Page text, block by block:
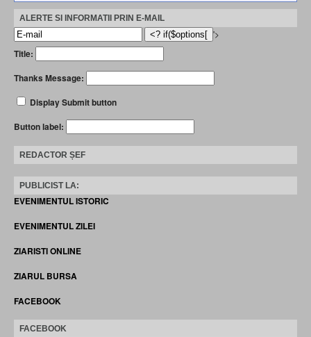
ALERTE SI INFORMATII PRIN E-MAIL
'>
Title:
Thanks Message:
Display Submit button
Button label:
REDACTOR ȘEF
PUBLICIST LA:
EVENIMENTUL ISTORIC
EVENIMENTUL ZILEI
ZIARISTI ONLINE
ZIARUL BURSA
FACEBOOK
FACEBOOK